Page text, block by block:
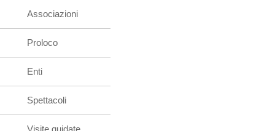
Associazioni
Proloco
Enti
Spettacoli
Visite guidate